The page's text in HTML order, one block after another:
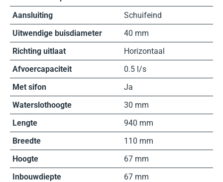
Aansluiting
Schuifeind
Uitwendige buisdiameter
40 mm
Richting uitlaat
Horizontaal
Afvoercapaciteit
0.5 l/s
Met sifon
Ja
Waterslothoogte
30 mm
Lengte
940 mm
Breedte
110 mm
Hoogte
67 mm
Inbouwdiepte
67 mm